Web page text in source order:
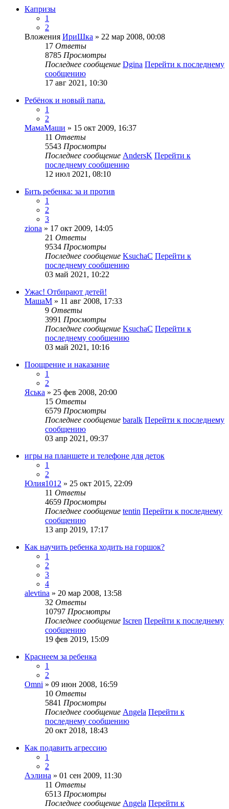
Капризы
1
2
Вложения ИриШка » 22 мар 2008, 00:08
17 Ответы
8785 Просмотры
Последнее сообщение Dgina Перейти к последнему
сообщению
17 авг 2021, 10:30
Ребёнок и новый папа.
1
2
МамаМаши » 15 окт 2009, 16:37
11 Ответы
5543 Просмотры
Последнее сообщение AndersK Перейти к
последнему сообщению
12 июл 2021, 08:10
Бить ребенка: за и против
1
2
3
ziona » 17 окт 2009, 14:05
21 Ответы
9534 Просмотры
Последнее сообщение KsuchaC Перейти к
последнему сообщению
03 май 2021, 10:22
Ужас! Отбирают детей!
МашаМ » 11 авг 2008, 17:33
9 Ответы
3991 Просмотры
Последнее сообщение KsuchaC Перейти к
последнему сообщению
03 май 2021, 10:16
Поощрение и наказание
1
2
Яська » 25 фев 2008, 20:00
15 Ответы
6579 Просмотры
Последнее сообщение baralk Перейти к последнему
сообщению
03 апр 2021, 09:37
игры на планшете и телефоне для деток
1
2
Юлия1012 » 25 окт 2015, 22:09
11 Ответы
4659 Просмотры
Последнее сообщение tentin Перейти к последнему
сообщению
13 апр 2019, 17:17
Как научить ребенка ходить на горшок?
1
2
3
4
alevtina » 20 мар 2008, 13:58
32 Ответы
10797 Просмотры
Последнее сообщение Iscren Перейти к последнему
сообщению
19 фев 2019, 15:09
Краснеем за ребенка
1
2
Omni » 09 июн 2008, 16:59
10 Ответы
5841 Просмотры
Последнее сообщение Angela Перейти к
последнему сообщению
20 окт 2018, 18:43
Как подавить агрессию
1
2
Аэлина » 01 сен 2009, 11:30
11 Ответы
6513 Просмотры
Последнее сообщение Angela Перейти к